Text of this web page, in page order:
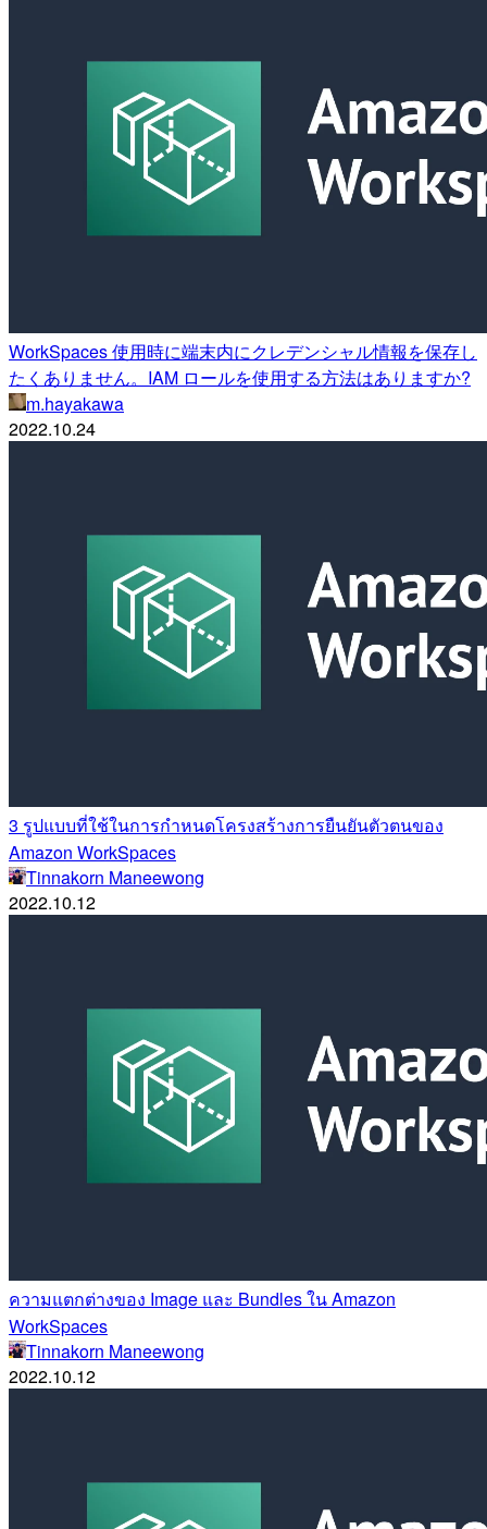
WorkSpaces 使用時に端末内にクレデンシャル情報を保存し
たくありません。IAM ロールを使用する方法はありますか?
m.hayakawa
2022.10.24
3 รูปแบบที่ใช้ในการกำหนดโครงสร้างการยืนยันตัวตนของ
Amazon WorkSpaces
Tinnakorn Maneewong
2022.10.12
ความแตกต่างของ Image และ Bundles ใน Amazon
WorkSpaces
Tinnakorn Maneewong
2022.10.12